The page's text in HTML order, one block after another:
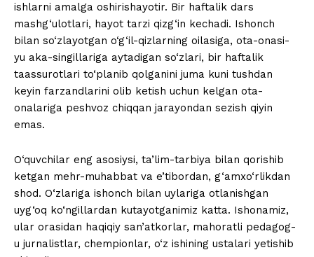
ishlarni amalga oshirishayotir. Bir haftalik dars
mashg‘ulotlari, hayot tarzi qizg‘in kechadi. Ishonch
bilan so‘zlayotgan o‘g‘il-qizlarning oilasiga, ota-onasi-
yu aka-singillariga aytadigan so‘zlari, bir haftalik
taassurotlari to‘planib qolganini juma kuni tushdan
keyin farzandlarini olib ketish uchun kelgan ota-
onalariga peshvoz chiqqan jarayondan sezish qiyin
emas.
O‘quvchilar eng asosiysi, ta’lim-tarbiya bilan qorishib
ketgan mehr-muhabbat va e’tibordan, g‘amxo‘rlikdan
shod. O‘zlariga ishonch bilan uylariga otlanishgan
uyg‘oq ko‘ngillardan kutayotganimiz katta. Ishonamiz,
ular orasidan haqiqiy san’atkorlar, mahoratli pedagog-
u jurnalistlar, chempionlar, o‘z ishining ustalari yetishib